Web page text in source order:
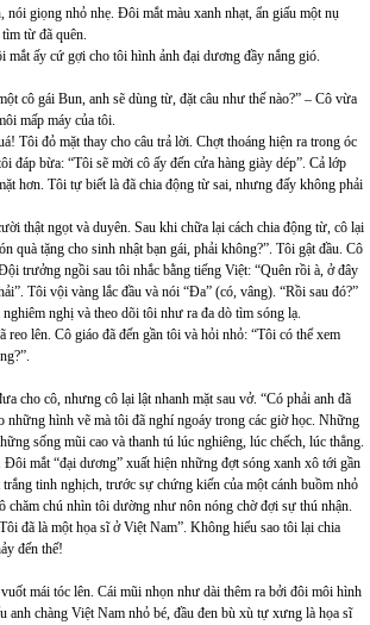
nói giọng nhỏ nhẹ. Đôi mắt màu xanh nhạt, ẩn giấu một nụ
từ đã quên.
ấy cứ gợi cho tôi hình ảnh đại dương đầy nắng gió.
cô gái Bun, anh sẽ dùng từ, đặt câu như thế nào?” – Cô vừa
mấp máy của tôi.
Tôi đỏ mặt thay cho câu trả lời. Chợt thoáng hiện ra trong óc
đáp bừa: “Tôi sẽ mời cô ấy đến cửa hàng giày dép”. Cả lớp
hơn. Tôi tự biết là đã chia động từ sai, nhưng đấy không phải
thật ngọt và duyên. Sau khi chữa lại cách chia động từ, cô lại
quà tặng cho sinh nhật bạn gái, phải không?”. Tôi gật đầu. Cô
trưởng ngồi sau tôi nhắc bằng tiếng Việt: “Quên rồi à, ở đây
Tôi vội vàng lắc đầu và nói “Đa” (có, vâng). “Rồi sau đó?”
nghị và theo dõi tôi như ra đa dò tìm sóng lạ.
reo lên. Cô giáo đã đến gần tôi và hỏi nhỏ: “Tôi có thể xem
cho cô, nhưng cô lại lật nhanh mặt sau vở. “Có phải anh đã
những hình vẽ mà tôi đã nghí ngoáy trong các giờ học. Những
sống mũi cao và thanh tú lúc nghiêng, lúc chếch, lúc thẳng.
Đôi mắt “đại dương” xuất hiện những đợt sóng xanh xô tới gần
tinh nghịch, trước sự chứng kiến của một cánh buồm nhỏ
chú nhìn tôi dường như nôn nóng chờ đợi sự thú nhận.
đã là một họa sĩ ở Việt Nam”. Không hiểu sao tôi lại chia
đến thế!
mái tóc lên. Cái mũi nhọn như dài thêm ra bởi đôi môi hình
anh chàng Việt Nam nhỏ bé, đầu đen bù xù tự xưng là họa sĩ